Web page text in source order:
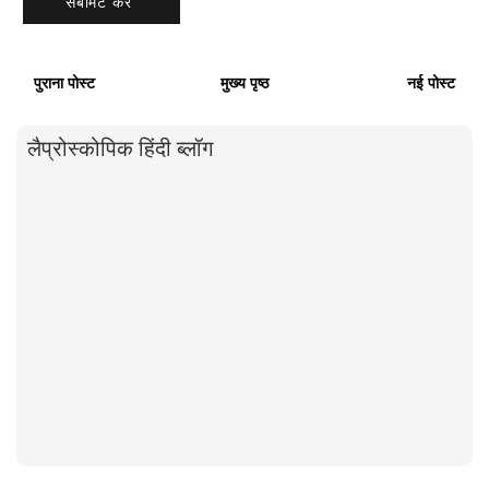
पुराना पोस्ट मुख्य पृष्ठ नई पोस्ट
लैप्रोस्कोपिक हिंदी ब्लॉग